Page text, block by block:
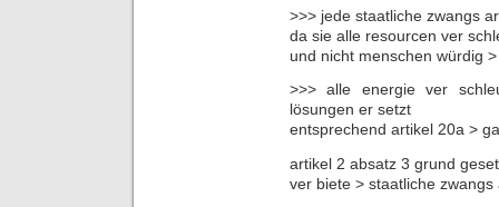
>>> jede staatliche zwangs
da sie alle resourcen ver
und nicht menschen würdig
>>> alle energie ver
lösungen er setzt
entsprechend artikel 20a >
artikel 2 absatz 3 grund
ver biete > staatliche